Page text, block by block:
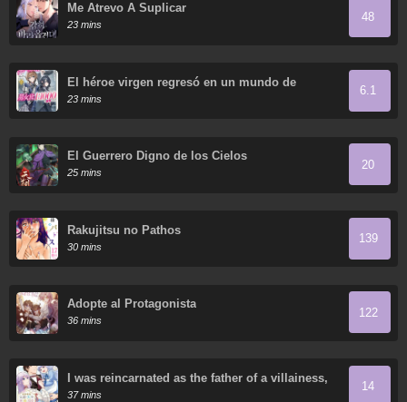
Me Atrevo A Suplicar
23 mins
48
El héroe virgen regresó en un mundo de
mujeres.
23 mins
6.1
El Guerrero Digno de los Cielos
25 mins
20
Rakujitsu no Pathos
30 mins
139
Adopte al Protagonista
36 mins
122
I was reincarnated as the father of a villainess,
so I dote on my wife and daughter.
37 mins
14